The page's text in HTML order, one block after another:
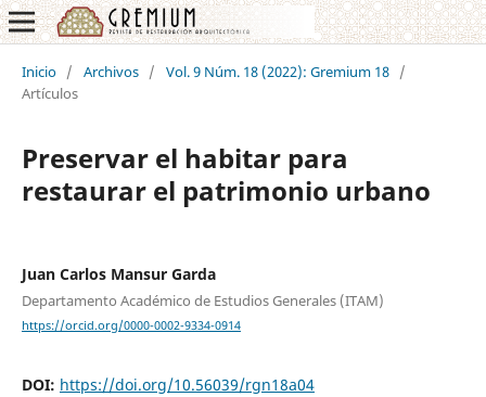
Inicio / Archivos / Vol. 9 Núm. 18 (2022): Gremium 18 /
Artículos
Preservar el habitar para
restaurar el patrimonio urbano
Juan Carlos Mansur Garda
Departamento Académico de Estudios Generales (ITAM)
https://orcid.org/0000-0002-9334-0914
DOI: https://doi.org/10.56039/rgn18a04